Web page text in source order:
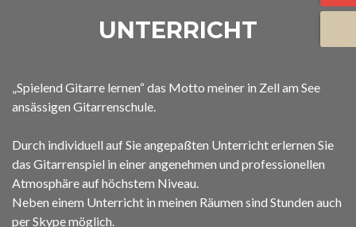
UNTERRICHT
„Spielend Gitarre lernen“ das Motto meiner in Zell am See
ansässigen Gitarrenschule.
Durch individuell auf Sie angepaßten Unterricht erlernen Sie
das Gitarrenspiel in einer angenehmen und professionellen
Atmosphäre auf höchstem Niveau.
Neben einem Unterricht in meinen Räumen sind Stunden auch
per Skype möglich.